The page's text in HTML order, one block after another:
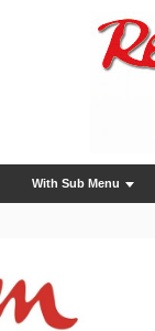
With Sub Menu